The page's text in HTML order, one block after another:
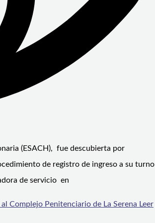
(ESACH), fue descubierta por
de registro de ingreso a su turno
de servicio en
Complejo Penitenciario de La Serena Leer